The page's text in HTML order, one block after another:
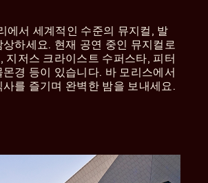
에서 세계적인 수준의 뮤지컬, 발
하세요. 현재 공연 중인 뮤지컬로
지저스 크라이스트 수퍼스타, 피터
경 등이 있습니다. 바 모리스에서
를 즐기며 완벽한 밤을 보내세요.